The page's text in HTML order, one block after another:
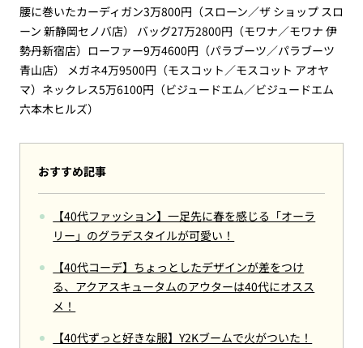
腰に巻いたカーディガン3万800円（スローン／ザ ショップ スロ
ーン 新静岡セノバ店） バッグ27万2800円（モワナ／モワナ 伊
勢丹新宿店）ローファー9万4600円（パラブーツ／パラブーツ
青山店） メガネ4万9500円（モスコット／モスコット アオヤ
マ）ネックレス5万6100円（ビジュードエム／ビジュードエム
六本木ヒルズ）
おすすめ記事
【40代ファッション】一足先に春を感じる「オーラ
リー」のグラデスタイルが可愛い！
【40代コーデ】ちょっとしたデザインが差をつけ
る、アクアスキュータムのアウターは40代にオスス
メ！
【40代ずっと好きな服】Y2Kブームで火がついた！